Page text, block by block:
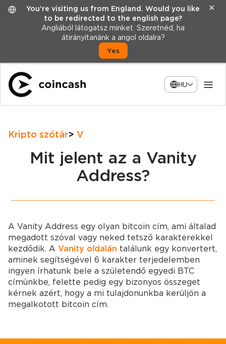
You're visiting us from England. Would you like
to be redirected to the english page?
Angliából látogatsz minket. Szeretnéd, ha
átirányítanánk a angol oldalra?
Yes
✕
HU
Kripto szótár V
Mit jelent az a Vanity
Address?
A Vanity Address egy olyan bitcoin cím, ami általad
megadott szóval vagy neked tetsző karakterekkel
kezdődik. A Vanity oldalán találunk egy konvertert,
aminek segítségével 6 karakter terjedelemben
ingyen írhatunk bele a születendő egyedi BTC
címünkbe, felette pedig egy bizonyos összeget
kérnek azért, hogy a mi tulajdonunkba kerüljön a
megalkotott bitcoin cím.